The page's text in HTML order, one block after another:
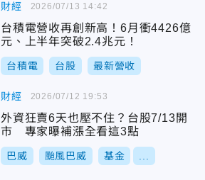
財經
台積電營收再創新高！6月衝4426億
元、上半年突破2.4兆元！
台積電 台股 最新營收
2026/07/13 14:42
財經
外資狂賣6天也壓不住？台股7/13開
市 專家曝補漲全看這3點
巴威 颱風巴威 基金
2026/07/12 19:53